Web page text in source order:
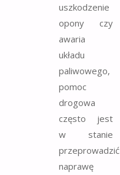
uszkodzenie
opony czy
awaria
układu
paliwowego,
pomoc
drogowa
często jest
w stanie
przeprowadzić
naprawę